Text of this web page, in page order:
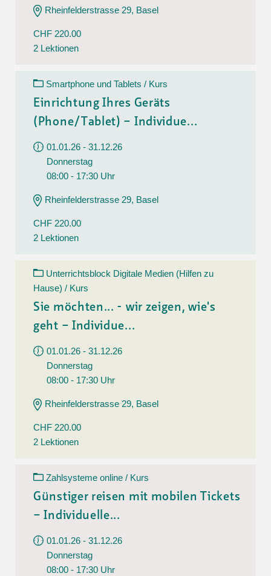
Rheinfelderstrasse 29, Basel
CHF 220.00
2 Lektionen
Smartphone und Tablets / Kurs
Einrichtung Ihres Geräts
(Phone/Tablet) – Individue...
01.01.26 - 31.12.26
Donnerstag
08:00 - 17:30 Uhr
Rheinfelderstrasse 29, Basel
CHF 220.00
2 Lektionen
Unterrichtsblock Digitale Medien (Hilfen zu
Hause) / Kurs
Sie möchten... - wir zeigen, wie's
geht – Individue...
01.01.26 - 31.12.26
Donnerstag
08:00 - 17:30 Uhr
Rheinfelderstrasse 29, Basel
CHF 220.00
2 Lektionen
Zahlsysteme online / Kurs
Günstiger reisen mit mobilen Tickets
– Individuelle...
01.01.26 - 31.12.26
Donnerstag
08:00 - 17:30 Uhr